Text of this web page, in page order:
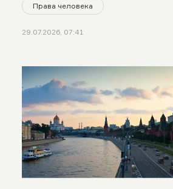
Права человека
29.07.2026, 07:41